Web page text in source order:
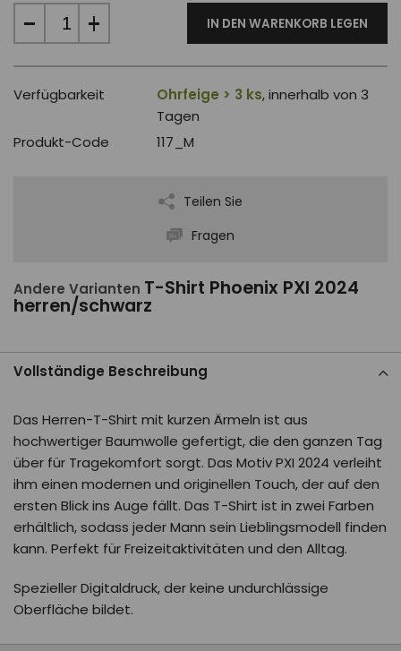
IN DEN WARENKORB LEGEN
Verfügbarkeit Ohrfeige > 3 ks, innerhalb von 3
Tagen
Produkt-Code
117_M
Teilen Sie
Fragen
Andere Varianten T-Shirt Phoenix PXI 2024
herren/schwarz
Vollständige Beschreibung
Das Herren-T-Shirt mit kurzen Ärmeln ist aus
hochwertiger Baumwolle gefertigt, die den ganzen Tag
über für Tragekomfort sorgt. Das Motiv PXI 2024 verleiht
ihm einen modernen und originellen Touch, der auf den
ersten Blick ins Auge fällt. Das T-Shirt ist in zwei Farben
erhältlich, sodass jeder Mann sein Lieblingsmodell finden
kann. Perfekt für Freizeitaktivitäten und den Alltag.
Spezieller Digitaldruck, der keine undurchlässige
Oberfläche bildet.